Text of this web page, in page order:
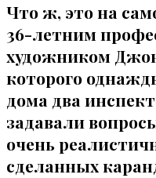
Что ж, это на
36-летним
художником
которого
дома два
задавали
очень
сделанных